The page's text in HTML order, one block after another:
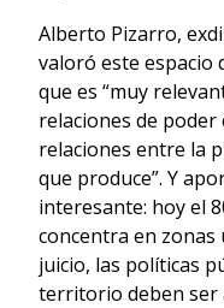
Alberto Pizarro,
valoró este espacio
que es “muy
relaciones de
relaciones entre la
que produce”. Y
interesante: hoy el
concentra en zonas
juicio, las políticas
territorio deben ser